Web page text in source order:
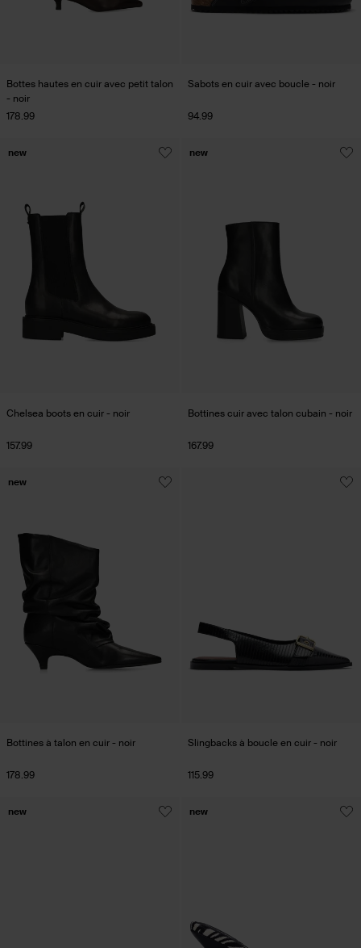
Bottes hautes en cuir avec petit talon
- noir
178.99
Sabots en cuir avec boucle - noir
94.99
Chelsea boots en cuir - noir
157.99
new
Bottines cuir avec talon cubain - noir
167.99
new
Bottines à talon en cuir - noir
178.99
new
Slingbacks à boucle en cuir - noir
115.99
new new